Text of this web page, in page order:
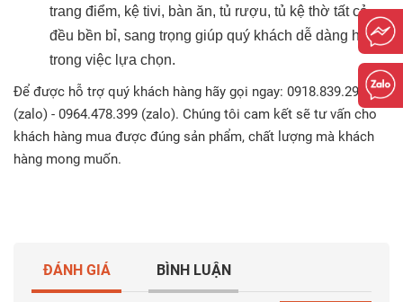
trang điểm, kệ tivi, bàn ăn, tủ rượu, tủ kệ thờ tất cả
đều bền bỉ, sang trọng giúp quý khách dễ dàng hơn
trong việc lựa chọn.
Để được hỗ trợ quý khách hàng hãy gọi ngay: 0918.839.299
(zalo) - 0964.478.399 (zalo). Chúng tôi cam kết sẽ tư vấn cho
khách hàng mua được đúng sản phẩm, chất lượng mà khách
hàng mong muốn.
ĐÁNH GIÁ BÌNH LUẬN